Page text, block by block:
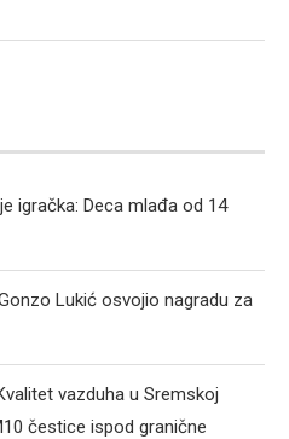
igračka: Deca mlađa od 14
Lukić osvojio nagradu za
vazduha u Sremskoj
čestice ispod granične